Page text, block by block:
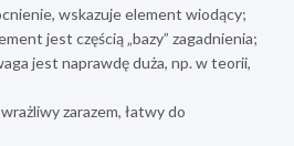
wskazuje element wiodący;
jest częścią „bazy” zagadnienia;
jest naprawdę duża, np. w teorii,
zarazem, łatwy do